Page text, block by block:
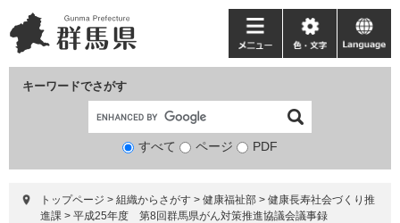
ー
ジ
ニ
ュ
て
キーワードでさがす
検
象
すべて ページ PDF
メ
ニ
ー
色・
文
language
トップページ > 組織からさがす > 健康福祉部 > 健康長寿社会づくり推
進課 > 平成25年度 第8回群馬県がん対策推進協議会議事録